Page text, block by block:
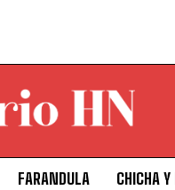
FARANDULA CHICHA